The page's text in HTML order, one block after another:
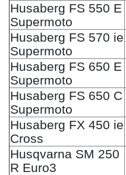
Husaberg FS 550 E
Supermoto
Husaberg FS 570 ie
Supermoto
Husaberg FS 650 E
Supermoto
Husaberg FS 650 C
Supermoto
Husaberg FX 450 ie
Cross
Husqvarna SM 250
R Euro3